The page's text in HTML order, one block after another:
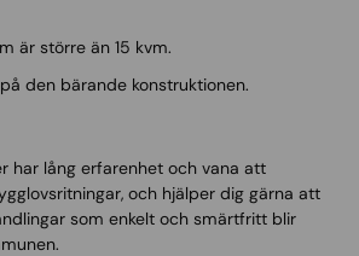
är större än 15 kvm.
den bärande konstruktionen.
har lång erfarenhet och vana att
och hjälper dig gärna att
som enkelt och smärtfritt blir